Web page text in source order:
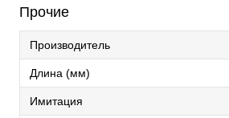
Прочие
Производитель
Длина (мм)
Имитация